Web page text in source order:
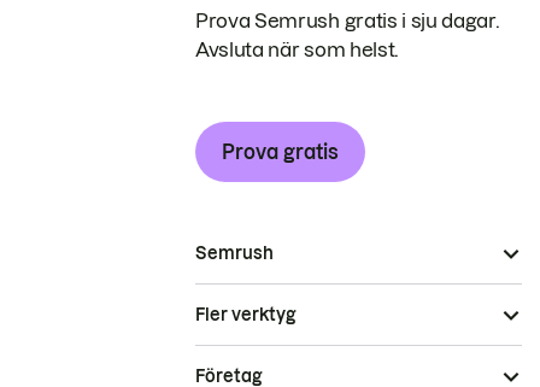
Prova Semrush gratis i sju dagar.
Avsluta när som helst.
Prova gratis
Semrush
Fler verktyg
Företag